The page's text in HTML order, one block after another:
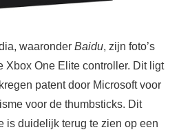
waaronder Baidu, zijn foto’s
Xbox One Elite controller. Dit ligt
patent door Microsoft voor
voor de thumbsticks. Dit
is duidelijk terug te zien op een